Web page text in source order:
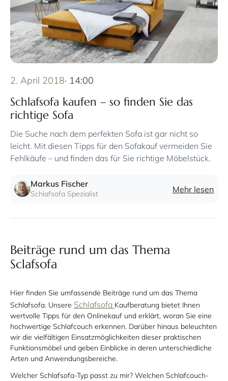
2. April 2018· 14:00
Schlafsofa kaufen – so finden Sie das
richtige Sofa
Die Suche nach dem perfekten Sofa ist gar nicht so
leicht. Mit diesen Tipps für den Sofakauf vermeiden Sie
Fehlkäufe – und finden das für Sie richtige Möbelstück.
Markus Fischer
Schlafsofa Spezialist Mehr lesen
Beiträge rund um das Thema
Sclafsofa
Hier finden Sie umfassende Beiträge rund um das Thema
Schlafsofa. Unsere Schlafsofa Kaufberatung bietet Ihnen
wertvolle Tipps für den Onlinekauf und erklärt, woran Sie eine
hochwertige Schlafcouch erkennen. Darüber hinaus beleuchten
wir die vielfältigen Einsatzmöglichkeiten dieser praktischen
Funktionsmöbel und geben Einblicke in deren unterschiedliche
Arten und Anwendungsbereiche.
Welcher Schlafsofa-Typ passt zu mir? Welchen Schlafcouch-